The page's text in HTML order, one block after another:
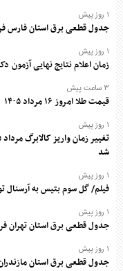
۱ روز پیش
جدول قطعی برق استان فارس فردا جمعه ۱۶ مرداد ۱۴۰۵
۱ روز پیش
زمان اعلام نتایج نهایی آزمون
۳ ساعت پیش
قیمت طلا امروز ۱۶ مرداد ۱۴۰۵
۱ روز پیش
شد
۱ روز پیش
فیلم/ گل سوم بتیس به آرسنال
۱ روز پیش
جدول قطعی برق استان تهران فردا جمعه ۱۶ مرداد ۱۴۰۵
۱ روز پیش
جدول قطعی برق استان مازندران فردا جمعه ۱۶ مرداد